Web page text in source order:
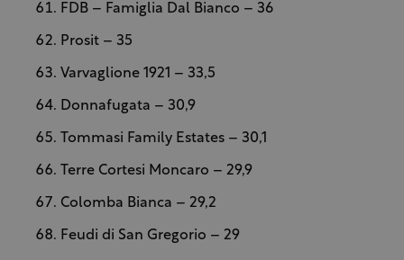
FDB – Famiglia Dal Bianco – 36
Prosit – 35
Varvaglione 1921 – 33,5
Donnafugata – 30,9
Tommasi Family Estates – 30,1
Terre Cortesi Moncaro – 29,9
Colomba Bianca – 29,2
Feudi di San Gregorio – 29